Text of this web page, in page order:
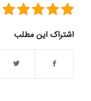
اشتراک این مطلب